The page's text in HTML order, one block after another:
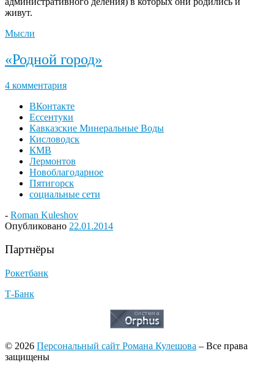
живут.
Мысли
«Родной город»
4 комментария
ВКонтакте
Ессентуки
Кавказские Минеральные Воды
Кисловодск
КМВ
Лермонтов
Новоблагодарное
Пятигорск
социальные сети
- Roman Kuleshov
Опубликовано 22.01.2014
Партнёры
Рокетбанк
Т-Банк
© 2026 Персональный сайт Романа Кулешова – Все права
защищены